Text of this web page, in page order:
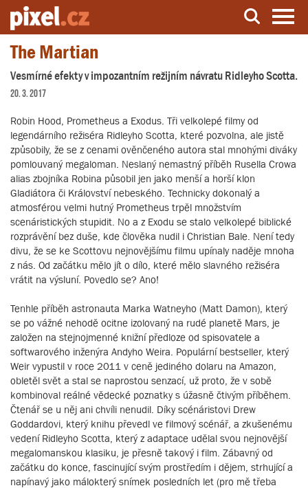
Server o natáčení a zpracování videa
The Martian
Vesmírné efekty v impozantním režijním návratu Ridleyho Scotta.
20. 3. 2017
Robin Hood, Prometheus a Exodus. Tři velkolepé filmy od
legendárního režiséra Ridleyho Scotta, které pozvolna, ale jistě
způsobily, že se z cenami ověnčeného autora stal mnohými diváky
pomlouvaný megaloman. Neslaný nemastný příběh Rusella Crowa
alias zbojníka Robina působil jen jako menší a horší klon
Gladiátora či Království nebeského. Technicky dokonalý a
atmosférou velmi hutný Prometheus trpěl množstvím
scenáristických stupidit. No a z Exodu se stalo velkolepé biblické
rozprávění bez duše, kde člověka nudil i Christian Bale. Není tedy
divu, že se ke Scottovu nejnovějšímu filmu upínaly naděje mnoha
z nás. Od začátku mělo jít o dílo, které mělo slavného režiséra
vrátit na výsluní. Povedlo se? Ano!
Tenhle příběh astronauta Marka Watneyho (Matt Damon), který
se po vážné nehodě ocitne izolovaný na rudé planetě Mars, je
založen na stejnojmenné knižní předloze od spisovatele a
softwarového inženýra Andyho Weira. Populární bestseller, který
Weir vypustil v roce 2011 v ceně jediného dolaru na Amazon,
obletěl svět a stal se naprostou senzací, už proto, že v sobě
kombinoval reálné vědecké poznatky s úžasně čtivým příběhem.
Čtenář se u něj ani chvíli nenudil. Díky scénáristovi Drew
Goddardovi, který knihu převedl ve filmový scénář, a zkušenému
vedení Ridleyho Scotta, který z adaptace udělal svou nejnovější
megalomanskou klasiku, je přesně takový i film. Zábavný od
začátku do konce, fascinující svým prostředím i dějem, strhující a
napínavý jako málokterý snímek posledních let (pro mě třeba